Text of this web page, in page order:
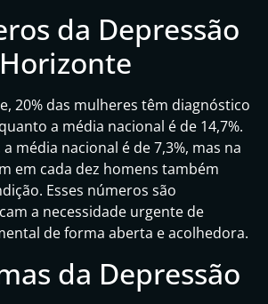
da Depressão
20% das mulheres têm diagnóstico
a média nacional é de 14,7%.
média nacional é de 7,3%, mas na
em cada dez homens também
Esses números são
a necessidade urgente de
de forma aberta e acolhedora.
da Depressão